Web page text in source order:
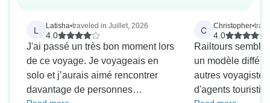
L Latisha•traveled in Juillet, 2026
4.0
J'ai passé un très bon moment lors
de ce voyage. Je voyageais en
solo et j’aurais aimé rencontrer
davantage de personnes
C Christopher•
4.0
Railtours semble
un modèle
autres
d'agents